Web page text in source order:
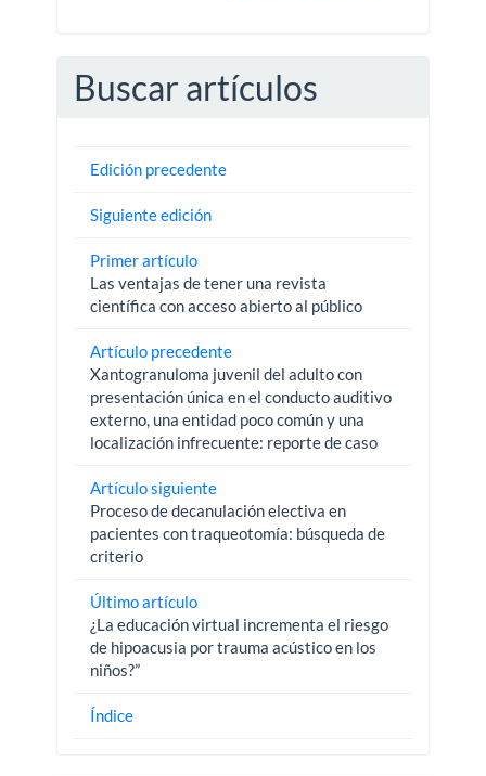
Buscar artículos
Edición precedente
Siguiente edición
Primer artículo
Las ventajas de tener una revista
científica con acceso abierto al público
Artículo precedente
Xantogranuloma juvenil del adulto con
presentación única en el conducto auditivo
externo, una entidad poco común y una
localización infrecuente: reporte de caso
Artículo siguiente
Proceso de decanulación electiva en
pacientes con traqueotomía: búsqueda de
criterio
Último artículo
¿La educación virtual incrementa el riesgo
de hipoacusia por trauma acústico en los
niños?”
Índice